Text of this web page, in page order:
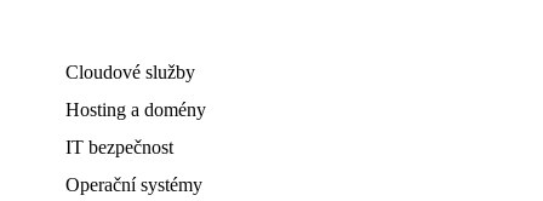
Cloudové služby
Hosting a domény
IT bezpečnost
Operační systémy